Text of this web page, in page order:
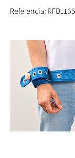
Referencia: